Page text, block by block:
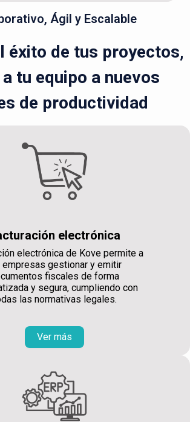
Ágil y Escalable
éxito de tus proyectos,
tu equipo a nuevos
de productividad
electrónica
electrónica de Kove permite a
empresas gestionar y emitir
fiscales de forma
y segura, cumpliendo con
las normativas legales.
Ver más